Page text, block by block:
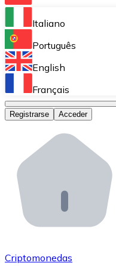
Bitnovo Ramp
Integra nuestra
Bitnovo Giftcards
Bitnovo OTC
Bitnovo ATM
Integra un ATM
Bitnovo API
Integra nuestra API
Únete a nuestra red
Italiano
Português
English
Français
Registrarse Acceder
Criptomonedas